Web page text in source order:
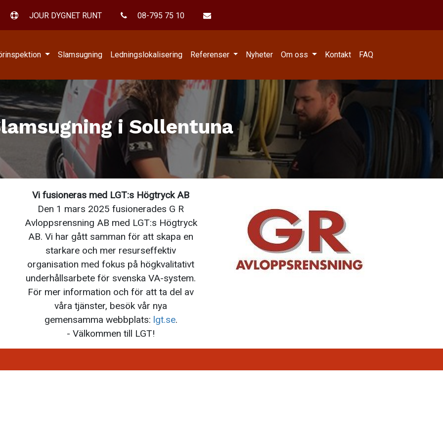
JOUR DYGNET RUNT 08-795 75 10
Slamsugning Ledningslokalisering Referenser Nyheter Om oss Kontakt FAQ
i Sollentuna
Vi fusioneras med LGT:s Högtryck AB
Den 1 mars 2025 fusionerades G R
Avloppsrensning AB med LGT:s Högtryck
AB. Vi har gått samman för att skapa en
starkare och mer resurseffektiv
organisation med fokus på högkvalitativt
underhållsarbete för svenska VA-system.
För mer information och för att ta del av
våra tjänster, besök vår nya
gemensamma webbplats: lgt.se.
- Välkommen till LGT!